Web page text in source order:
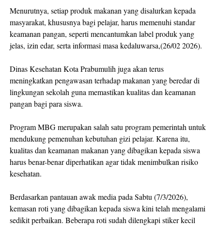
Menurutnya, setiap produk makanan yang disalurkan kepada
masyarakat, khususnya bagi pelajar, harus memenuhi standar
keamanan pangan, seperti mencantumkan label produk yang
jelas, izin edar, serta informasi masa kedaluwarsa,(26/02 2026).
Dinas Kesehatan Kota Prabumulih juga akan terus
meningkatkan pengawasan terhadap makanan yang beredar di
lingkungan sekolah guna memastikan kualitas dan keamanan
pangan bagi para siswa.
Program MBG merupakan salah satu program pemerintah untuk
mendukung pemenuhan kebutuhan gizi pelajar. Karena itu,
kualitas dan keamanan makanan yang dibagikan kepada siswa
harus benar-benar diperhatikan agar tidak menimbulkan risiko
kesehatan.
Berdasarkan pantauan awak media pada Sabtu (7/3/2026),
kemasan roti yang dibagikan kepada siswa kini telah mengalami
sedikit perbaikan. Beberapa roti sudah dilengkapi stiker kecil